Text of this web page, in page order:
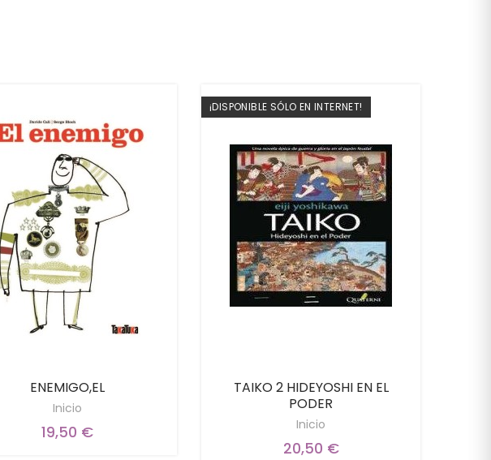
ENEMIGO,EL
Inicio
19,50 €
¡DISPONIBLE SÓLO EN INTERNET!
TAIKO 2 HIDEYOSHI EN EL
PODER
Inicio
20,50 €